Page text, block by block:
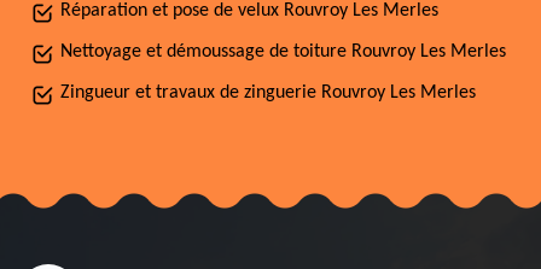
Réparation et pose de velux Rouvroy Les Merles
Nettoyage et démoussage de toiture Rouvroy Les Merles
Zingueur et travaux de zinguerie Rouvroy Les Merles